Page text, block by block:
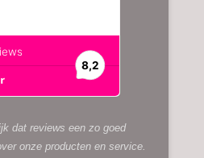
dat reviews een zo goed
onze producten en service.